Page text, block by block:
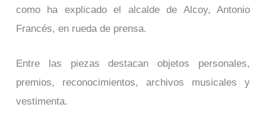
como ha explicado el alcalde de Alcoy, Antonio
Francés, en rueda de prensa.
Entre las piezas destacan objetos personales,
premios, reconocimientos, archivos musicales y
vestimenta.